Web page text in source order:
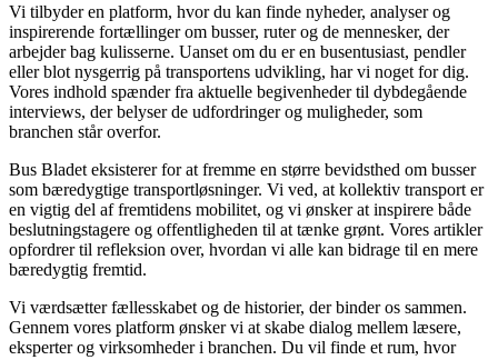
Vi tilbyder en platform, hvor du kan finde nyheder, analyser og
inspirerende fortællinger om busser, ruter og de mennesker, der
arbejder bag kulisserne. Uanset om du er en busentusiast, pendler
eller blot nysgerrig på transportens udvikling, har vi noget for dig.
Vores indhold spænder fra aktuelle begivenheder til dybdegående
interviews, der belyser de udfordringer og muligheder, som
branchen står overfor.
Bus Bladet eksisterer for at fremme en større bevidsthed om busser
som bæredygtige transportløsninger. Vi ved, at kollektiv transport er
en vigtig del af fremtidens mobilitet, og vi ønsker at inspirere både
beslutningstagere og offentligheden til at tænke grønt. Vores artikler
opfordrer til refleksion over, hvordan vi alle kan bidrage til en mere
bæredygtig fremtid.
Vi værdsætter fællesskabet og de historier, der binder os sammen.
Gennem vores platform ønsker vi at skabe dialog mellem læsere,
eksperter og virksomheder i branchen. Du vil finde et rum, hvor